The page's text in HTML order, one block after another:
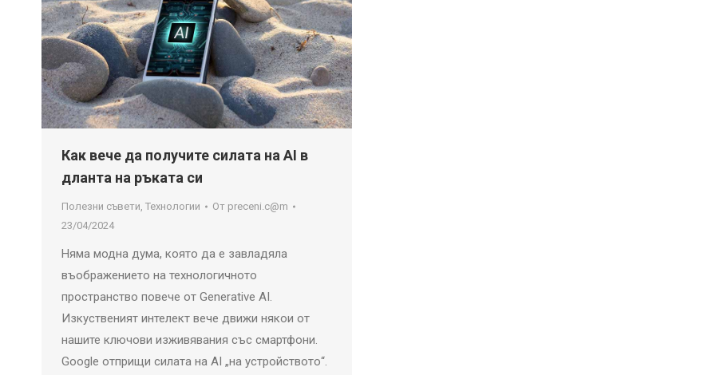
Как вече да получите силата на AI в
дланта на ръката си
Полезни съвети, Технологии От preceni.c@m
23/04/2024
Няма модна дума, която да е завладяла
въображението на технологичното
пространство повече от Generative AI.
Изкуственият интелект вече движи някои от
нашите ключови изживявания със смартфони.
Google отприщи силата на AI „на устройството“.